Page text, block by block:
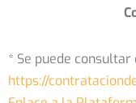
* Se puede
https://